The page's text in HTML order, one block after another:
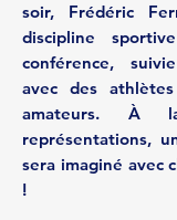
soir, Frédéric
discipline
conférence,
avec des
amateurs.
représentations,
sera imaginé avec
!